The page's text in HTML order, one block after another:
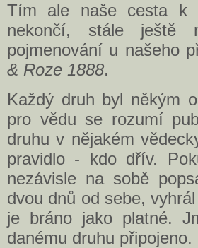
Tím ale naše cesta k
nekončí, stále ještě
pojmenování u našeho
& Roze 1888.
Každý druh byl někým
pro vědu se rozumí
druhu v nějakém
pravidlo - kdo dřív.
nezávisle na sobě
dvou dnů od sebe,
je bráno jako platné.
danému druhu připojeno.